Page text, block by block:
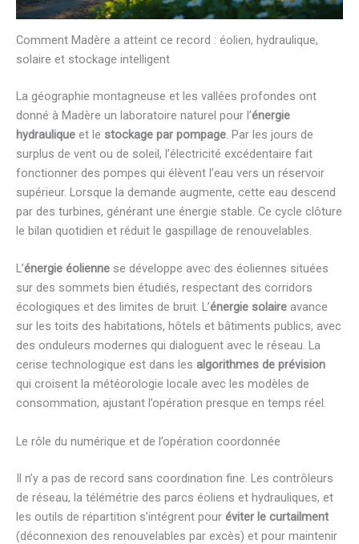
Comment Madère a atteint ce record : éolien, hydraulique,
solaire et stockage intelligent
La géographie montagneuse et les vallées profondes ont
donné à Madère un laboratoire naturel pour l’énergie
hydraulique et le stockage par pompage. Par les jours de
surplus de vent ou de soleil, l’électricité excédentaire fait
fonctionner des pompes qui élèvent l’eau vers un réservoir
supérieur. Lorsque la demande augmente, cette eau descend
par des turbines, générant une énergie stable. Ce cycle clôture
le bilan quotidien et réduit le gaspillage de renouvelables.
L’énergie éolienne se développe avec des éoliennes situées
sur des sommets bien étudiés, respectant des corridors
écologiques et des limites de bruit. L’énergie solaire avance
sur les toits des habitations, hôtels et bâtiments publics, avec
des onduleurs modernes qui dialoguent avec le réseau. La
cerise technologique est dans les algorithmes de prévision
qui croisent la météorologie locale avec les modèles de
consommation, ajustant l’opération presque en temps réel.
Le rôle du numérique et de l’opération coordonnée
Il n’y a pas de record sans coordination fine. Les contrôleurs
de réseau, la télémétrie des parcs éoliens et hydrauliques, et
les outils de répartition s’intégrent pour éviter le curtailment
(déconnexion des renouvelables par excès) et pour maintenir